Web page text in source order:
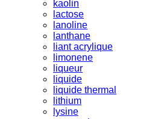
kaolin
lactose
lanoline
lanthane
liant acrylique
limonene
liqueur
liquide
liquide thermal
lithium
lysine